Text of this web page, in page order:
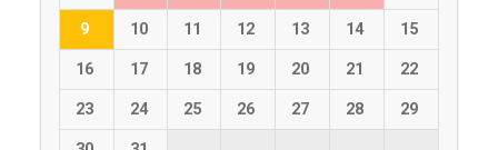
9 10 11 12 13 14 15
16 17 18 19 20 21 22
23 24 25 26 27 28 29